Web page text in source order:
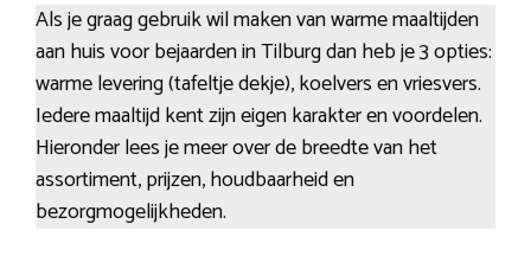
Als je graag gebruik wil maken van warme maaltijden
aan huis voor bejaarden in Tilburg dan heb je 3 opties:
warme levering (tafeltje dekje), koelvers en vriesvers.
Iedere maaltijd kent zijn eigen karakter en voordelen.
Hieronder lees je meer over de breedte van het
assortiment, prijzen, houdbaarheid en
bezorgmogelijkheden.